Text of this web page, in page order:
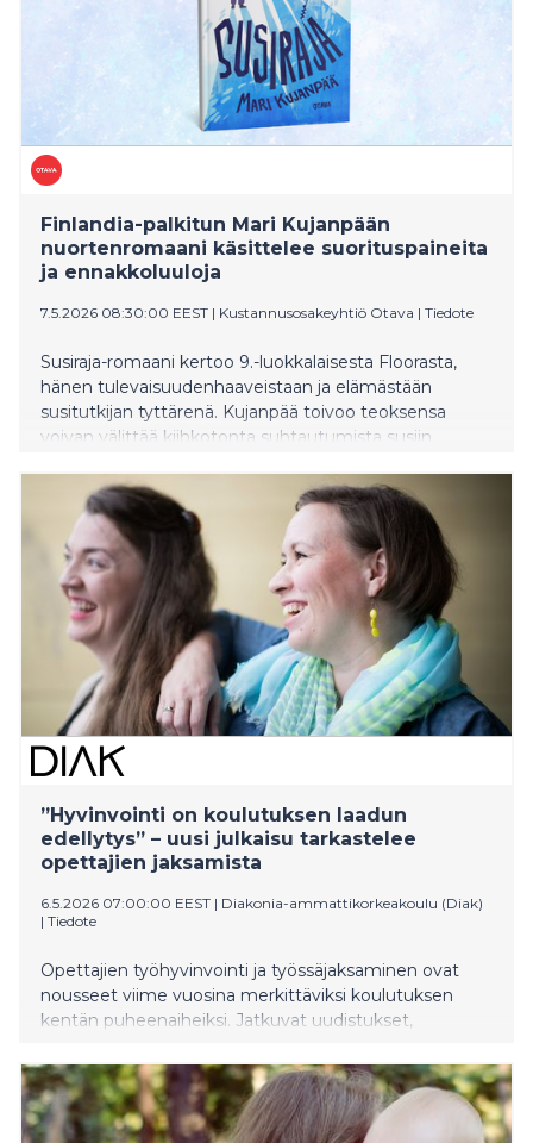
Finlandia-palkitun Mari Kujanpään
nuortenromaani käsittelee suorituspaineita
ja ennakkoluuloja
7.5.2026 08:30:00 EEST | Kustannusosakeyhtiö Otava | Tiedote
Susiraja-romaani kertoo 9.-luokkalaisesta Floorasta,
hänen tulevaisuudenhaaveistaan ja elämästään
susitutkijan tyttärenä. Kujanpää toivoo teoksensa
voivan välittää kiihkotonta suhtautumista susiin.
”Hyvinvointi on koulutuksen laadun
edellytys” – uusi julkaisu tarkastelee
opettajien jaksamista
6.5.2026 07:00:00 EEST | Diakonia-ammattikorkeakoulu (Diak)
| Tiedote
Opettajien työhyvinvointi ja työssäjaksaminen ovat
nousseet viime vuosina merkittäviksi koulutuksen
kentän puheenaiheiksi. Jatkuvat uudistukset,
sekä resurssien riittämättömyys kuormittavat
opettajien arkea ja heikentävät monien kokemusta
työn hallinnasta.